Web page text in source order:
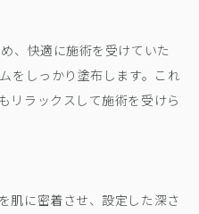
、快適に施術を受けていた
をしっかり塗布します。これ
リラックスして施術を受けら
肌に密着させ、設定した深さ